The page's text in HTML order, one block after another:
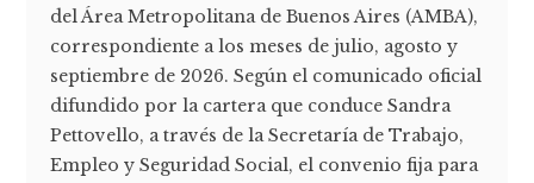
del Área Metropolitana de Buenos Aires (AMBA),
correspondiente a los meses de julio, agosto y
septiembre de 2026. Según el comunicado oficial
difundido por la cartera que conduce Sandra
Pettovello, a través de la Secretaría de Trabajo,
Empleo y Seguridad Social, el convenio fija para